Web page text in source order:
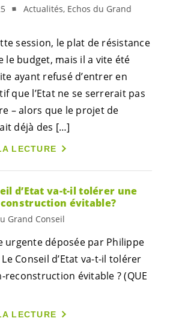
Actualités, Echos du Grand
session, le plat de résistance
le budget, mais il a vite été
ayant refusé d’entrer en
que l’Etat ne se serrerait pas
– alors que le projet de
déjà des […]
LECTURE
d’Etat va-t-il tolérer une
évitable?
Grand Conseil
urgente déposée par Philippe
Conseil d’Etat va-t-il tolérer
évitable ? (QUE
LECTURE